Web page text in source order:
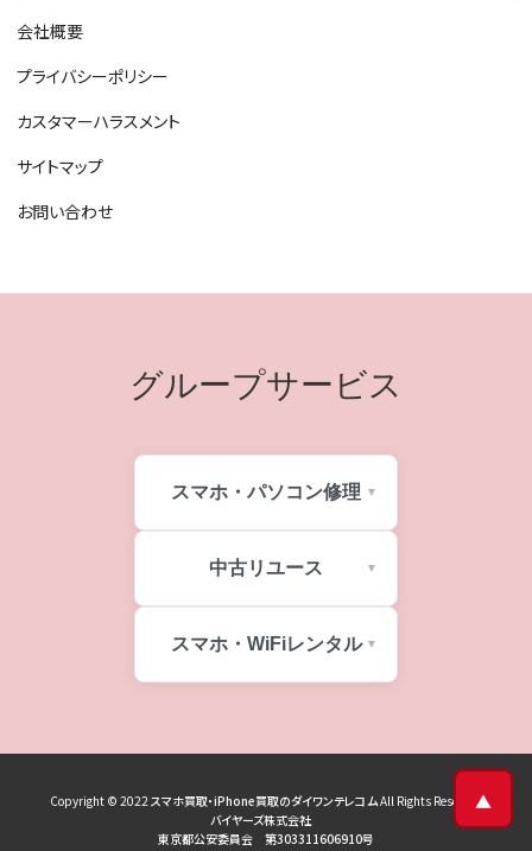
会社概要
プライバシーポリシー
カスタマーハラスメント
サイトマップ
お問い合わせ
グループサービス
スマホ・パソコン修理
中古リユース
スマホ・WiFiレンタル
Copyright © 2022スマホ買取・iPhone買取のダイワンテレコムAll Rights Reserved
バイヤーズ株式会社
東京都公安委員会 第303311606910号
▲